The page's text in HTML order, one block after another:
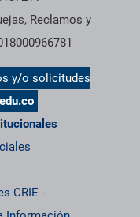
Reclamos y
y/o solicitudes
CRIE -